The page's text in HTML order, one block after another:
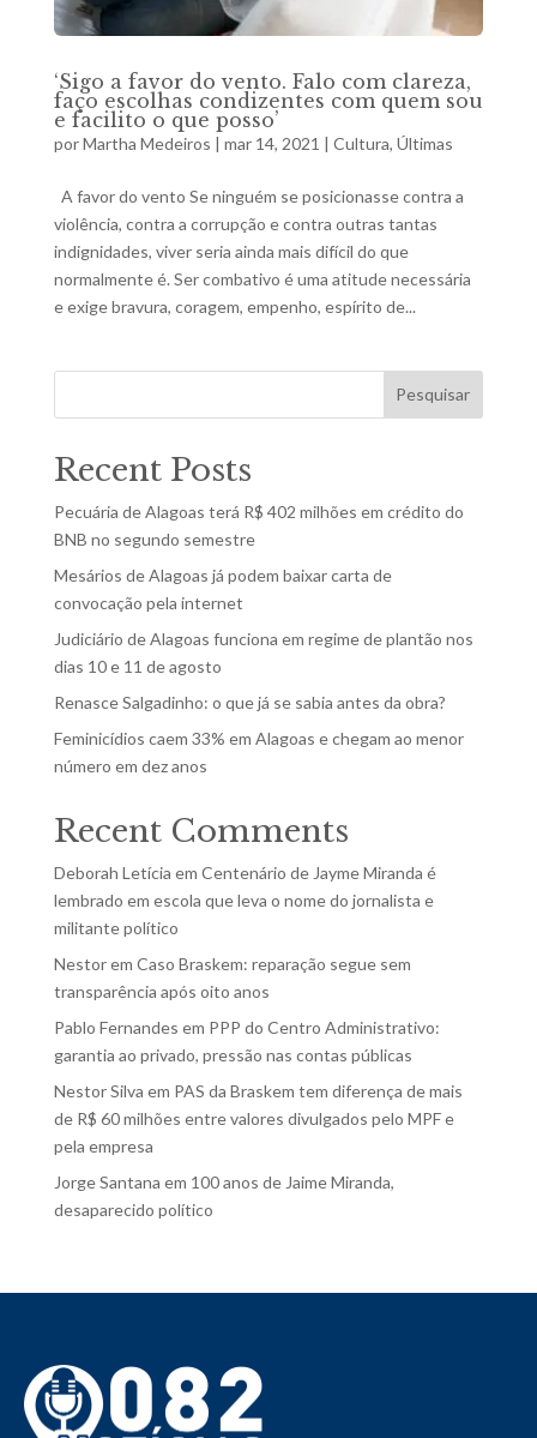
‘Sigo a favor do vento. Falo com clareza,
faço escolhas condizentes com quem sou
e facilito o que posso’
porMartha Medeiros | mar 14, 2021 | Cultura, Últimas
A favor do vento Se ninguém se posicionasse contra a
violência, contra a corrupção e contra outras tantas
indignidades, viver seria ainda mais difícil do que
normalmente é. Ser combativo é uma atitude necessária
e exige bravura, coragem, empenho, espírito de...
Pesquisar
Recent Posts
Pecuária de Alagoas terá R$ 402 milhões em crédito do
BNB no segundo semestre
Mesários de Alagoas já podem baixar carta de
convocação pela internet
Judiciário de Alagoas funciona em regime de plantão nos
dias 10 e 11 de agosto
Renasce Salgadinho: o que já se sabia antes da obra?
Feminicídios caem 33% em Alagoas e chegam ao menor
número em dez anos
Recent Comments
Deborah Letícia em Centenário de Jayme Miranda é
lembrado em escola que leva o nome do jornalista e
militante político
Nestorem Caso Braskem: reparação segue sem
transparência após oito anos
Pablo Fernandes em PPP do Centro Administrativo:
garantia ao privado, pressão nas contas públicas
Nestor Silva em PAS da Braskem tem diferença de mais
de R$ 60 milhões entre valores divulgados pelo MPF e
pela empresa
Jorge Santana em 100 anos de Jaime Miranda,
desaparecido político